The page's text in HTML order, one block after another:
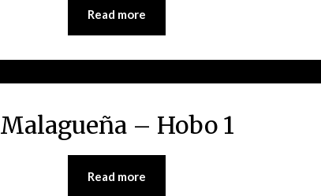
Read more
Malagueña – Hobo 1
Read more